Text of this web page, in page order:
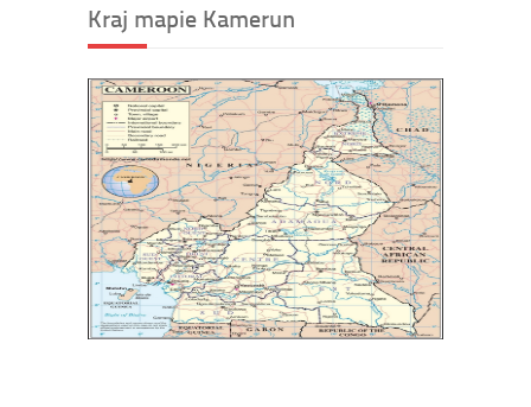
Kraj mapie Kamerun